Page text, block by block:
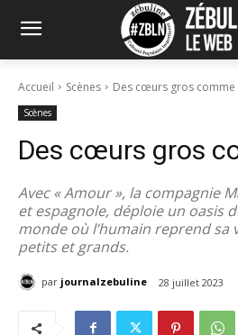
Accueil Scènes Des cœurs gros comme
Scènes
Des cœurs gros
Avec « Amour », la compagnie
et espagnole, déploie un oasis
monde où l’humain reprend sa
petits et grands.
par journalzebuline 28 juillet 2023